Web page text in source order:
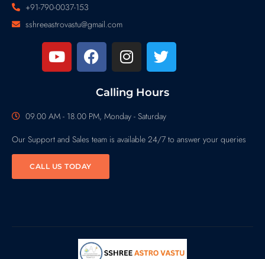
+91-790-0037-153
sshreeastrovastu@gmail.com
Calling Hours
09.00 AM - 18.00 PM, Monday - Saturday
Our Support and Sales team is available 24/7 to answer your queries
CALL US TODAY